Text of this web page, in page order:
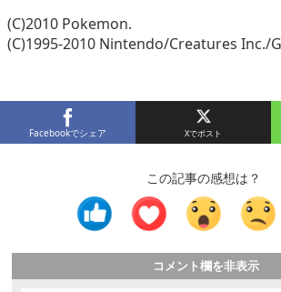
(C)2010 Pokemon.
(C)1995-2010 Nintendo/Creatures Inc./
Facebookでシェア
この記事の感想は？
コメント欄を非表示